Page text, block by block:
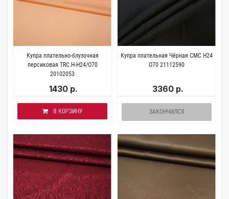
Купра плательно-блузочная
персиковая TRC.H-H24/O70
20102053
1430 р.
В КОРЗИНУ
Купра плательная Чёрная СМС H24
O70 21112590
3360 р.
ЗАКОНЧИЛСЯ